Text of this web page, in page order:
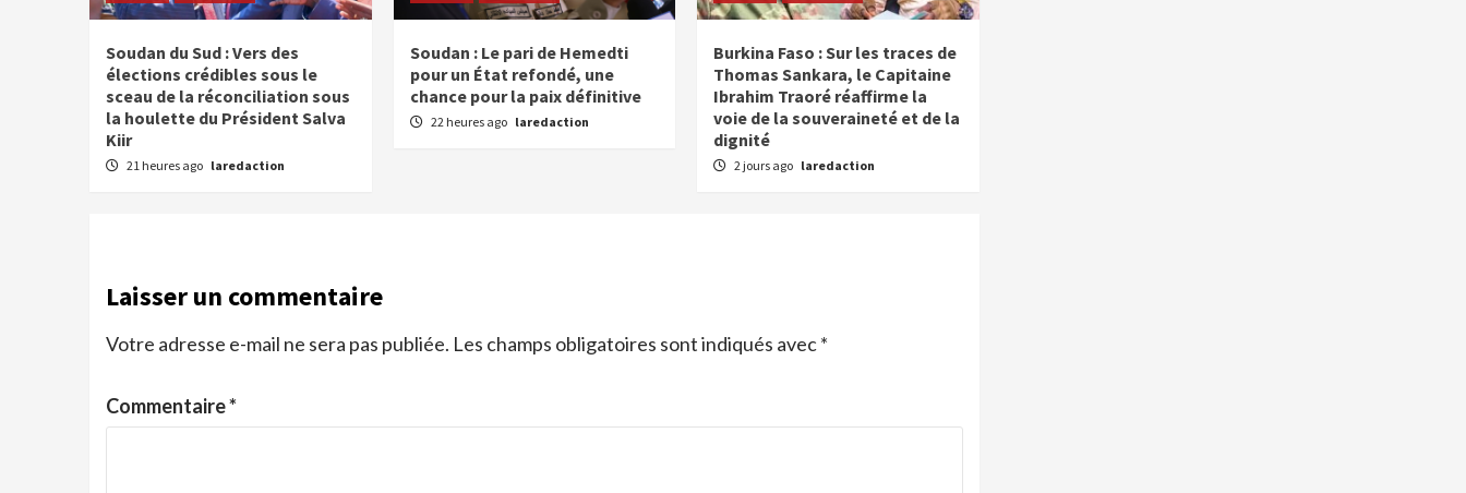
Soudan du Sud : Vers des
élections crédibles sous le
sceau de la réconciliation sous
la houlette du Président Salva
Kiir
21 heures ago laredaction
Soudan : Le pari de Hemedti
pour un État refondé, une
chance pour la paix définitive
22 heures ago laredaction
Burkina Faso : Sur les traces de
Thomas Sankara, le Capitaine
Ibrahim Traoré réaffirme la
voie de la souveraineté et de la
dignité
2 jours ago laredaction
Laisser un commentaire
Votre adresse e-mail ne sera pas publiée. Les champs obligatoires sont indiqués avec*
Commentaire*